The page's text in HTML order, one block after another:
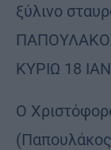
ξύλινο
ΚΥΡΙΩ 18
Ο